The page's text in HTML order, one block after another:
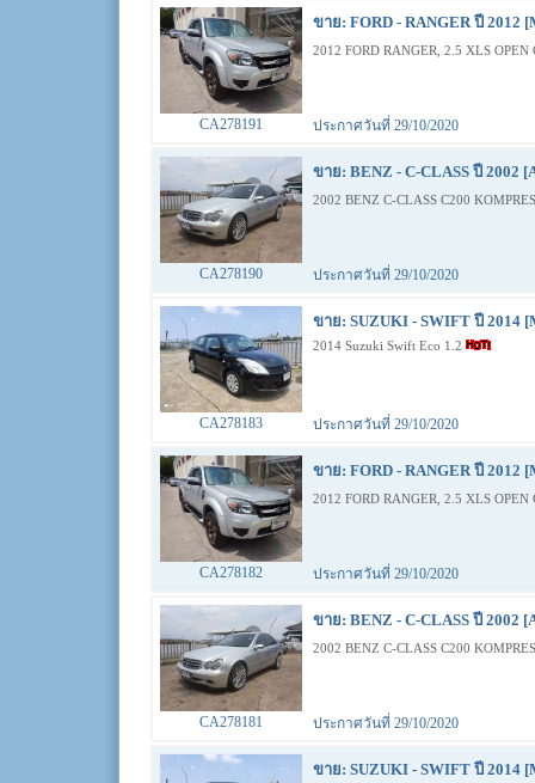
ขาย: FORD - RANGER ปี 2012
2012 FORD RANGER, 2.5 XLS
CA278191 ประกาศวันที่ 29/10/2020
ขาย: BENZ - C-CLASS ปี 2002
2002 BENZ C-CLASS C200
CA278190 ประกาศวันที่ 29/10/2020
ขาย: SUZUKI - SWIFT ปี 2014
2014 Suzuki Swift Eco 1.2
CA278183 ประกาศวันที่ 29/10/2020
ขาย: FORD - RANGER ปี 2012
2012 FORD RANGER, 2.5 XLS
CA278182 ประกาศวันที่ 29/10/2020
ขาย: BENZ - C-CLASS ปี 2002
2002 BENZ C-CLASS C200
CA278181 ประกาศวันที่ 29/10/2020
ขาย: SUZUKI - SWIFT ปี 2014